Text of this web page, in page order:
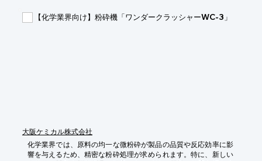
【導入の効果】
【化学業界向け】粉砕機「ワンダークラッシャーWC-3」
大阪ケミカル株式会社
化学業界では、原料の均一な微粉砕が製品の品質や反応効率に影
響を与えるため、精密な粉砕処理が求められます。特に、新しい